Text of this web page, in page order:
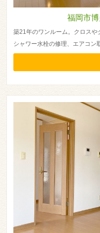
福岡市
築21年のワンルーム。クロスや
シャワー水栓の修理、エアコン